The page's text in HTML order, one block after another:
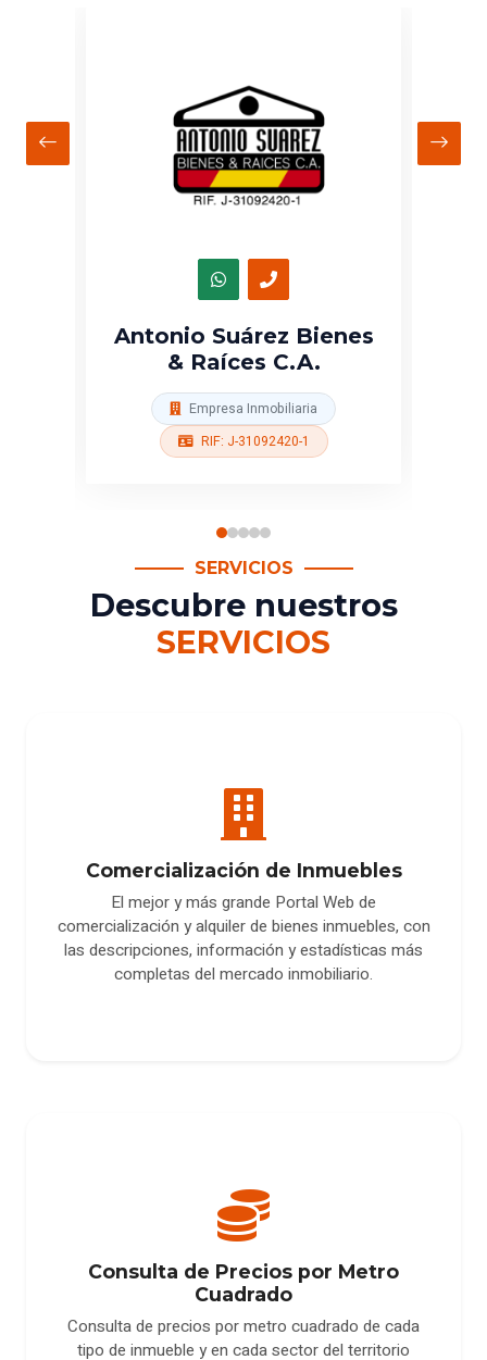
TU CASA MERIDA
RIF: J-41179960-2
SERVICIOS
Descubre nuestros
SERVICIOS
Comercialización de Inmuebles
El mejor y más grande Portal Web de
comercialización y alquiler de bienes inmuebles, con
las descripciones, información y estadísticas más
completas del mercado inmobiliario.
Consulta de Precios por Metro
Cuadrado
Consulta de precios por metro cuadrado de cada
tipo de inmueble y en cada sector del territorio